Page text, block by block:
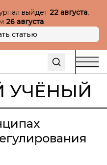
выйдет 22 августа,
26 августа
статью
УЧЁНЫЙ